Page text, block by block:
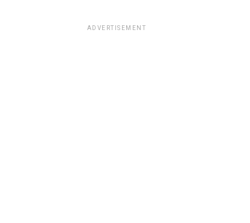
ADVERTISEMENT